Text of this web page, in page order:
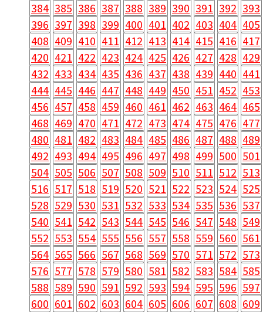
384 385 386 387 388 389 390 391 392 393
396 397 398 399 400 401 402 403 404 405
408 409 410 411 412 413 414 415 416 417
420 421 422 423 424 425 426 427 428 429
432 433 434 435 436 437 438 439 440 441
444 445 446 447 448 449 450 451 452 453
456 457 458 459 460 461 462 463 464 465
468 469 470 471 472 473 474 475 476 477
480 481 482 483 484 485 486 487 488 489
492 493 494 495 496 497 498 499 500 501
504 505 506 507 508 509 510 511 512 513
516 517 518 519 520 521 522 523 524 525
528 529 530 531 532 533 534 535 536 537
540 541 542 543 544 545 546 547 548 549
552 553 554 555 556 557 558 559 560 561
564 565 566 567 568 569 570 571 572 573
576 577 578 579 580 581 582 583 584 585
588 589 590 591 592 593 594 595 596 597
600 601 602 603 604 605 606 607 608 609